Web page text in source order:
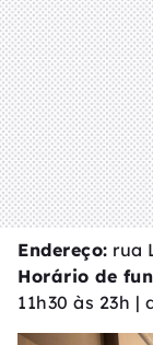
Endereço: rua
Horário de
11h30 às 23h |